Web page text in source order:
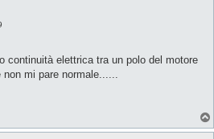
continuità elettrica tra un polo del motore
mi pare normale......